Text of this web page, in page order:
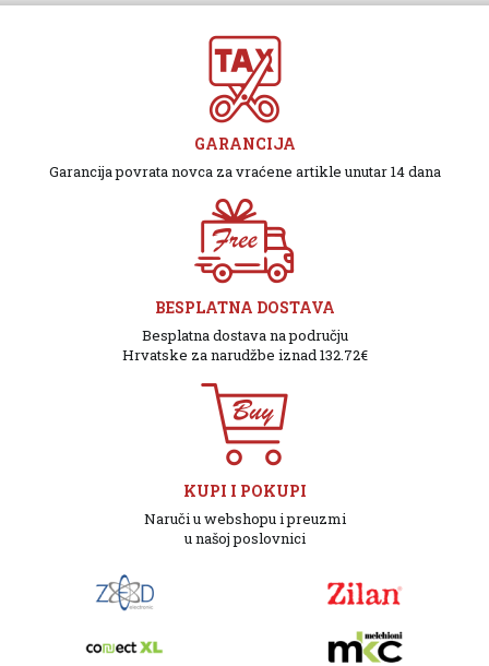
GARANCIJA
Garancija povrata novca za vraćene artikle unutar 14 dana
BESPLATNA DOSTAVA
Besplatna dostava na području
Hrvatske za narudžbe iznad 132.72€
KUPI I POKUPI
Naruči u webshopu i preuzmi
u našoj poslovnici